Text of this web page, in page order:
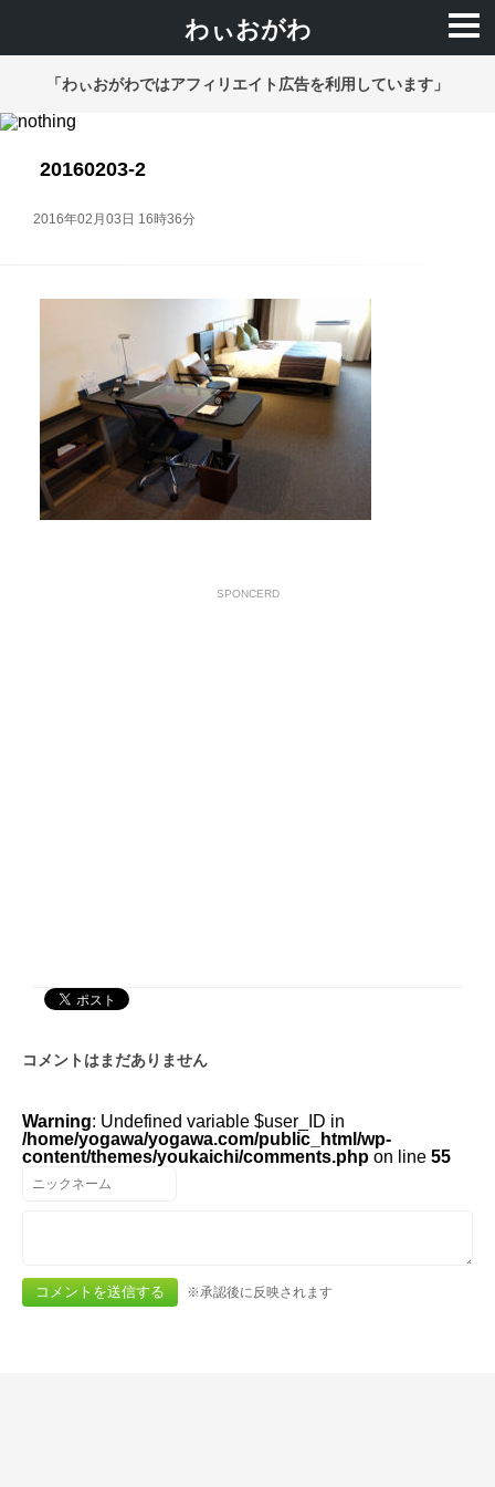
わぃおがわ
「わぃおがわではアフィリエイト広告を利用しています」
20160203-2
2016年02月03日 16時36分
SPONCERD
コメントはまだありません
Warning: Undefined variable $user_ID in
/home/yogawa/yogawa.com/public_html/wp-
content/themes/youkaichi/comments.php on line 55
※承認後に反映されます